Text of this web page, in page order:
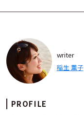
writer
稲生 薫子
PROFILE